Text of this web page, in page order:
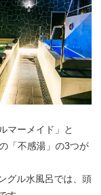
マーメイド」と
「不感湯」の3つが
グル水風呂では、頭